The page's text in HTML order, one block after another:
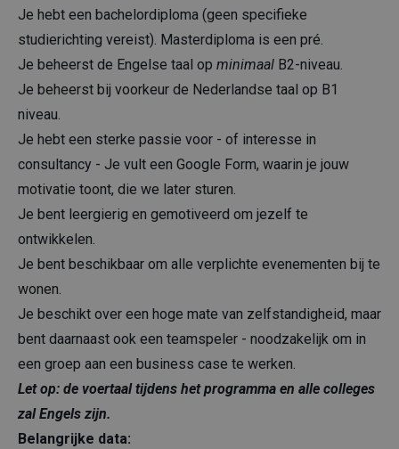
Je hebt een bachelordiploma (geen specifieke
studierichting vereist). Masterdiploma is een pré.
Je beheerst de Engelse taal op minimaal B2-niveau.
Je beheerst bij voorkeur de Nederlandse taal op B1
niveau.
Je hebt een sterke passie voor - of interesse in
consultancy - Je vult een Google Form, waarin je jouw
motivatie toont, die we later sturen.
Je bent leergierig en gemotiveerd om jezelf te
ontwikkelen.
Je bent beschikbaar om alle verplichte evenementen bij te
wonen.
Je beschikt over een hoge mate van zelfstandigheid, maar
bent daarnaast ook een teamspeler - noodzakelijk om in
een groep aan een business case te werken.
Let op: de voertaal tijdens het programma en alle colleges
zal Engels zijn.
Belangrijke data: